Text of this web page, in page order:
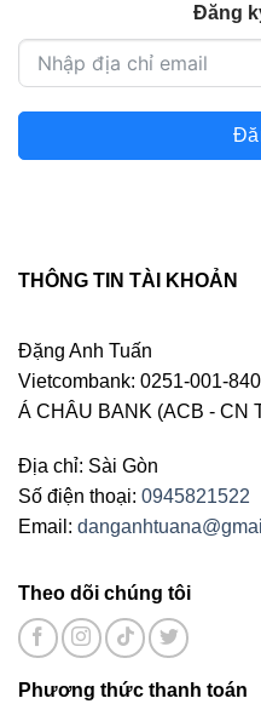
Đăng
THÔNG TIN TÀI KHOẢN
Đặng Anh Tuấn
Vietcombank: 0251-001-
Á CHÂU BANK (ACB - CN
Địa chỉ: Sài Gòn
Số điện thoại: 0945821522
Email:
Theo dõi chúng tôi
Phương thức thanh toán